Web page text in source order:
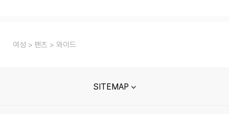
여성 팬츠 와이드
SITEMAP